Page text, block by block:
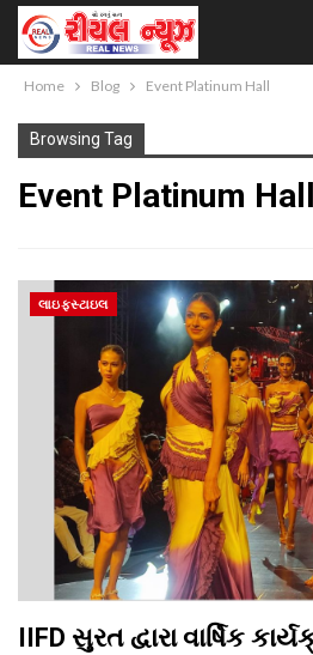
Home Blog Event Platinum Hall
Browsing Tag
Event Platinum Hall
લાઇફસ્ટાઇલ
IIFD સુરત દ્વારા વાર્ષિક